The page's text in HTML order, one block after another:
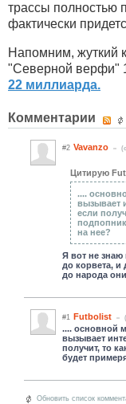
трассы полностью
фактически
Напомним, жуткий
"Северной верфи"
22 миллиарда.
Комментарии
#2 Vavanzo
Цитирую
....
вызывает
если
на нее?
Я вот не знаю
до корвета,
до народа
#1 Futbolist
.... основной
вызывает
получит, то
будет
Обновить список